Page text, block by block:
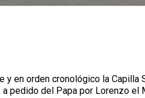
y en orden cronológico la
pedido del Papa por Lorenzo el